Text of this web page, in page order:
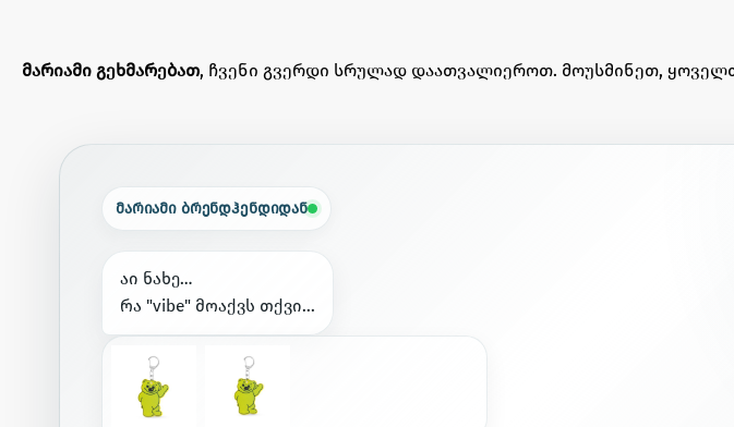
მარიამი გეხმარებათ, ჩვენი გვერდი სრულად დაათვალიეროთ. მოუსმინეთ,
მარიამი ბრენდჰენდიდან
აი ნახე…
რა "vibe" მოაქვს თქვი...